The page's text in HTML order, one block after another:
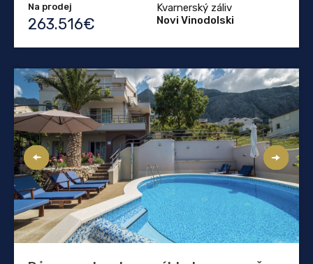
Na prodej
263.516€
Kvarnerský záliv
Novi Vinodolski